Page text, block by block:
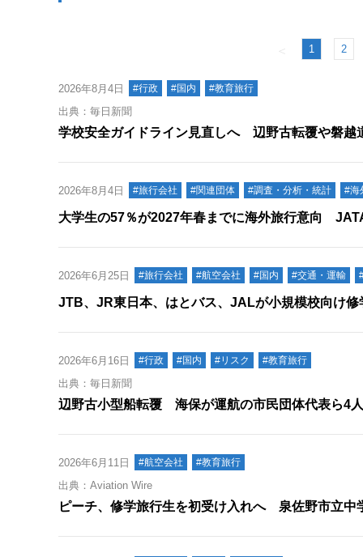
＜ 1 2
2026年8月4日 #行政 #国内 #教育旅行
出典：毎日新聞
学校安全ガイドライン見直しへ 辺野古転覆や磐越
2026年8月4日 #旅行会社 #関連団体 #調査・分析・統計 #海
大学生の57％が2027年春までに海外旅行意向
2026年6月25日 #旅行会社 #航空会社 #国内 #交通・運輸
JTB、JR東日本、はとバス、JALが小規模校向け
2026年6月16日 #行政 #国内 #リスク #教育旅行
出典：毎日新聞
辺野古小型船転覆 海保が運航の市民団体代表ら4
2026年6月11日 #航空会社 #教育旅行
出典：Aviation Wire
ピーチ、修学旅行生を初受け入れへ 泉佐野市立中